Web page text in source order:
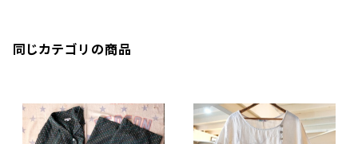
同じカテゴリの商品